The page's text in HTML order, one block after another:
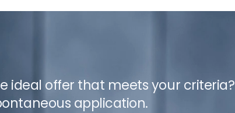
ideal offer that meets your criteria?
application.